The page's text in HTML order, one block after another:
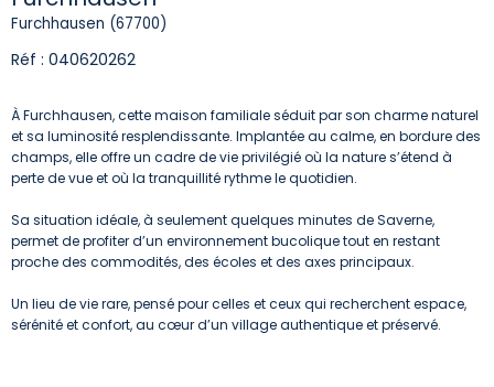
Furchhausen (67700)
Réf : 040620262
À Furchhausen, cette maison familiale séduit par son charme naturel
et sa luminosité resplendissante. Implantée au calme, en bordure des
champs, elle offre un cadre de vie privilégié où la nature s’étend à
perte de vue et où la tranquillité rythme le quotidien.
Sa situation idéale, à seulement quelques minutes de Saverne,
permet de profiter d’un environnement bucolique tout en restant
proche des commodités, des écoles et des axes principaux.
Un lieu de vie rare, pensé pour celles et ceux qui recherchent espace,
sérénité et confort, au cœur d’un village authentique et préservé.